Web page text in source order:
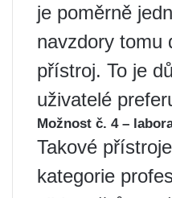
je poměrně
navzdory tomu
přístroj. To je
uživatelé
Možnost č. 4 –
Takové
kategorie